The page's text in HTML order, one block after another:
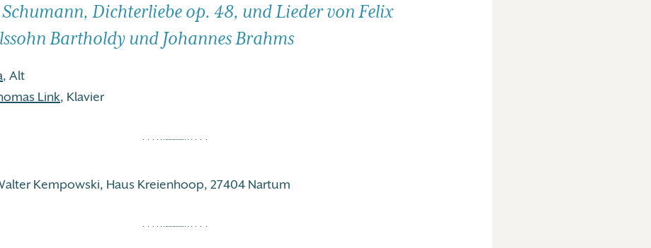
Dichterliebe op. 48, und Lieder von Felix
Bartholdy und Johannes Brahms
, Alt
Link, Klavier
Kempowski, Haus Kreienhoop, 27404 Nartum